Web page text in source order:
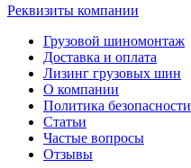
Реквизиты компании
Грузовой шиномонтаж
Доставка и оплата
Лизинг грузовых шин
О компании
Политика безопасности
Статьи
Частые вопросы
Отзывы